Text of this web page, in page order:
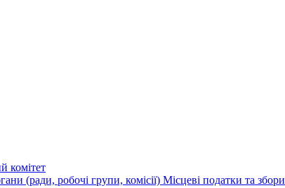
комітет
(ради, робочі групи, комісії) Місцеві податки та збори